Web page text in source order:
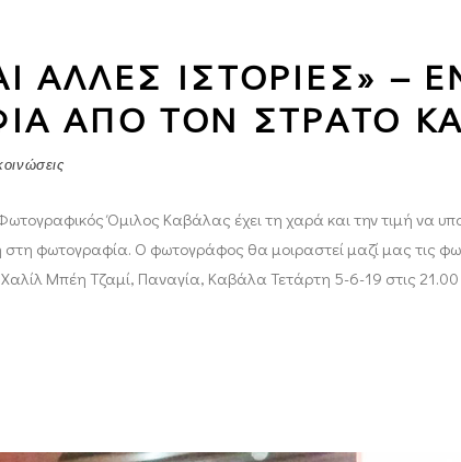
ΑΛΛΕΣ ΙΣΤΟΡΙΕΣ» –
ΑΠΟ ΤΟΝ ΣΤΡΑΤΟ
Όμιλος Καβάλας έχει τη χαρά και την τιμή να
φωτογραφία. Ο φωτογράφος θα μοιραστεί μαζί μας τις
Μπέη Τζαμί, Παναγία, Καβάλα Τετάρτη 5-6-19 στις